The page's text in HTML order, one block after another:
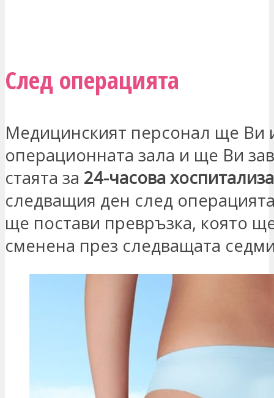
След операцията
Медицинският персонал ще Ви
операционната зала и ще Ви
стаята за 24-часова
следващия ден след
ще постави превръзка, която
сменена през следващата